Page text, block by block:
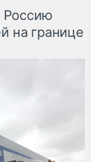
Россию
на границе